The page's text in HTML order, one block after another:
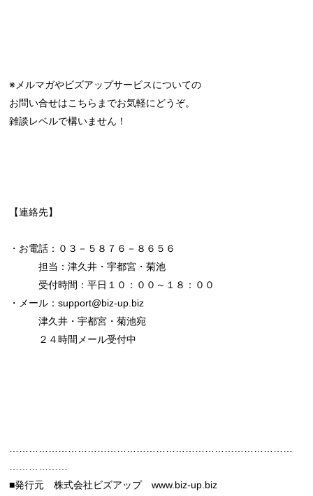
※メルマガやビズアップサービスについての
お問い合せはこちらまでお気軽にどうぞ。
雑談レベルで構いません！
【連絡先】
・お電話：０３－５８７６－８６５６
担当：津久井・宇都宮・菊池
受付時間：平日１０：００～１８：００
・メール：support@biz-up.biz
津久井・宇都宮・菊池宛
２４時間メール受付中
■発行元 株式会社ビズアップ www.biz-up.biz